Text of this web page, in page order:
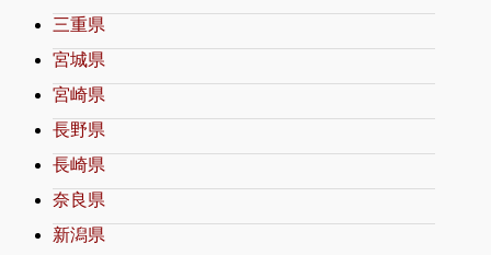
三重県
宮城県
宮崎県
長野県
長崎県
奈良県
新潟県